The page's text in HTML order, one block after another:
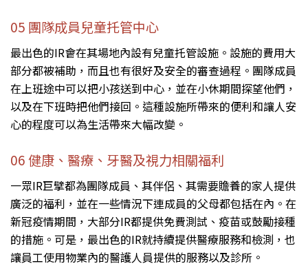
05 團隊成員兒童托管中心
最出色的IR會在其場地內設有兒童托管設施。設施的費用大
部分都被補助，而且也有很好及安全的審查過程。團隊成員
在上班途中可以把小孩送到中心，並在小休期間探望他們，
以及在下班時把他們接回。這種設施所帶來的便利和讓人安
心的程度可以為生活帶來大幅改變。
06 健康、醫療、牙醫及視力相關福利
一眾IR巨擘都為團隊成員、其伴侶、其需要贍養的家人提供
廣泛的福利，並在一些情況下連成員的父母都包括在內。在
新冠疫情期間，大部分IR都提供免費測試、疫苗或鼓勵接種
的措施。可是，最出色的IR就持續提供醫療服務和檢測，也
讓員工使用物業內的醫護人員提供的服務以及診所。